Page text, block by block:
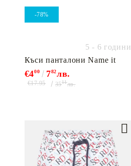
-78%
5 - 6 години
Къси панталони Name it
€400 782лв.
€17.95 3511лв.